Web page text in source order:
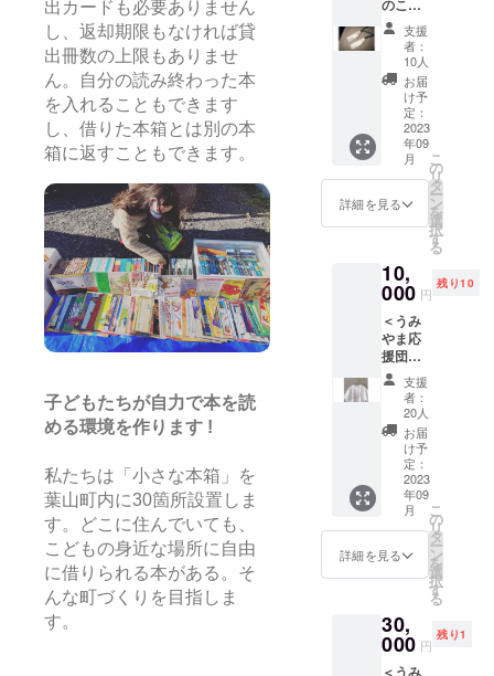
出カードも必要ありません
し、返却期限もなければ貸
出冊数の上限もありませ
ん。自分の読み終わった本
を入れることもできます
し、借りた本箱とは別の本
箱に返すこともできます。
子どもたちが自力で本を読
める環境を作ります !
私たちは「小さな本箱」を
葉山町内に30箇所設置しま
す。どこに住んでいても、
こどもの身近な場所に自由
に借りられる本がある。そ
んな町づくりを目指しま
す。
の子
へ、大
切なあ
の人
へ、 と
もに読
みたい
絵本を
お届け
しま
す。
ハァー
トゥー
ユー♪
カオ カ
ロリ
絵：伊
トー リ
ツコ 《
ギフト
梱包 》
ミニマ
ル（簡
易）包
装にな
りま
レーシ
ング
包み
カード
を添え
１杯分×
５ (賞
味期限
発送よ
り２か
月）】
※直射日
光・高
温多湿
を避け
常温保
存して
賞味期
限に関
わら
ず、お
早目に
お召し
上がり
くださ
い。 葉
山町の
スペ
シャリ
テコー
ヒー
ショッ
プTHE
FIVE★
BEANS
まのこ
どもと
のこど
もと
しょか
ん応援
団コー
ス＞
【SLOP
DOG
TAG 名
前入り
しおり
（ツル
ツ
【SLOP
PY
DOG
TAG 名
前入り
しおり
（デコ
コ）】
SLOPP
Y DOG
TAG
は、ハ
ンドメ
イドで
ドッグ
タグや
ている
葉山町
の職人
支援
者：
10人
お届
け予
定：
2023
年09
月
詳細を見る
こ
の
リ
タ
ー
ン
を
選
択
す
る
10,
000 円
残り10
＜うみ
やま応
援団
コース
＞
【holid
ayオリ
ジナル
刺繍T
シャツ
COFFE
E OR
TEE】
アート
ディレ
クター
が、う
みとや
まのこ
支援
者：
20人
お届
け予
定：
2023
年09
月
詳細を見る
こ
の
リ
タ
ー
ン
を
選
択
す
る
30,
000 円
残り1
＜うみ